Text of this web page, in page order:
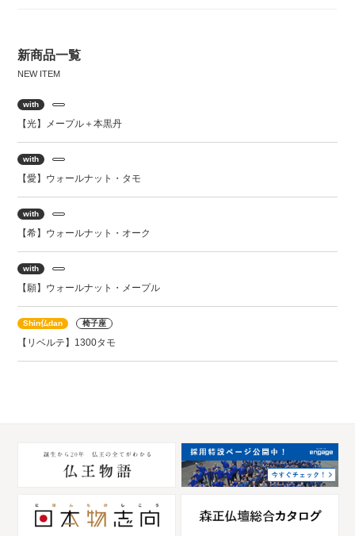
新商品一覧
with
【光】メープル＋本黒丹
with
【愛】ウォールナット・タモ
with
【希】ウォールナット・オーク
with
【願】ウォールナット・メープル
Shin仏dan 椅子座
【リベルテ】1300タモ